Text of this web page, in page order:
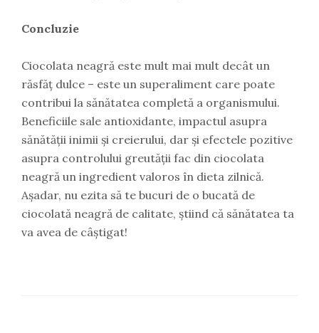
Concluzie
Ciocolata neagră este mult mai mult decât un
răsfăț dulce – este un superaliment care poate
contribui la sănătatea completă a organismului.
Beneficiile sale antioxidante, impactul asupra
sănătății inimii și creierului, dar și efectele pozitive
asupra controlului greutății fac din ciocolata
neagră un ingredient valoros în dieta zilnică.
Așadar, nu ezita să te bucuri de o bucată de
ciocolată neagră de calitate, știind că sănătatea ta
va avea de câștigat!